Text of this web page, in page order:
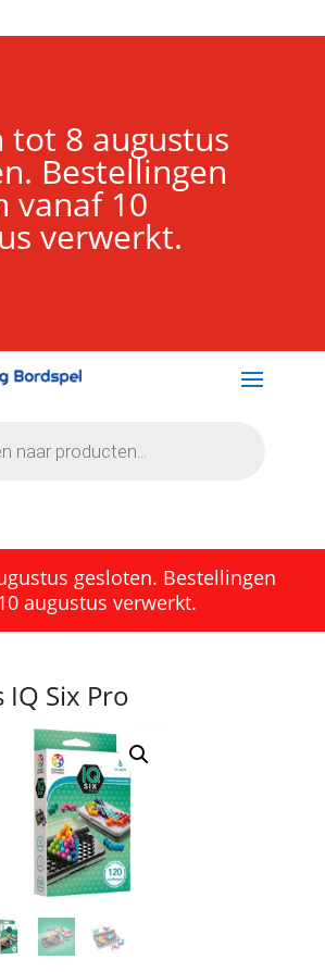
tot 8 augustus
Bestellingen
vanaf 10
verwerkt.
gesloten. Bestellingen
augustus verwerkt.
IQ Six Pro